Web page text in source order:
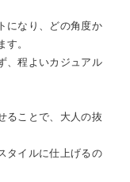
になり、どの角度か
。
、程よいカジュアル
ることで、大人の抜
タイルに仕上げるの